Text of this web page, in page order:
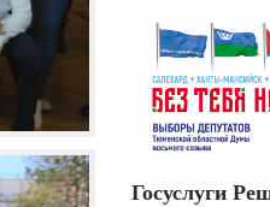
Госуслуги